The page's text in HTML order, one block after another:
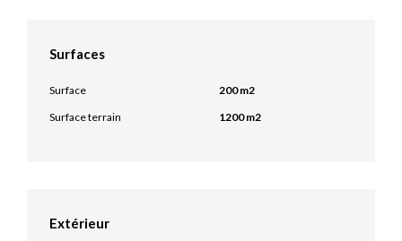
Surfaces
Surface
200 m2
Surface terrain
1200 m2
Extérieur